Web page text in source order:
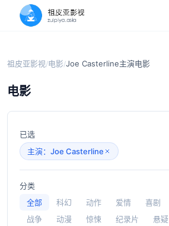
祖皮亚影视/电影/Joe Casterline主演电影
电影
已选
主演：Joe Casterline
分类
全部
科幻 动作 爱情 喜剧
战争
动漫 惊悚 纪录片 悬疑